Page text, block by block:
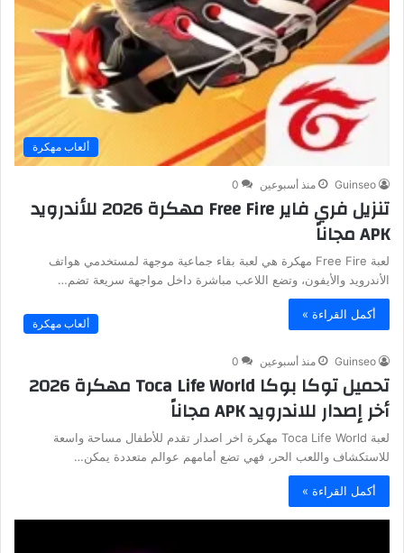
ألعاب مهكرة
Guinseo منذ أسبوعين 0
تنزيل فري فاير Free Fire مهكرة 2026 للأندرويد
APK مجاناً
لعبة Free Fire مهكرة هي لعبة بقاء جماعية موجهة لمستخدمي هواتف
الأندرويد والأيفون، وتضع اللاعب مباشرة داخل مواجهة سريعة تضم…
أكمل القراءة »
ألعاب مهكرة
Guinseo منذ أسبوعين 0
تحميل توكا بوكا Toca Life World مهكرة 2026
أخر إصدار للاندرويد APK مجاناً
لعبة Toca Life World مهكرة اخر اصدار تقدم للأطفال مساحة واسعة
للاستكشاف واللعب الحر، فهي تضع أمامهم عوالم متعددة يمكن…
أكمل القراءة »